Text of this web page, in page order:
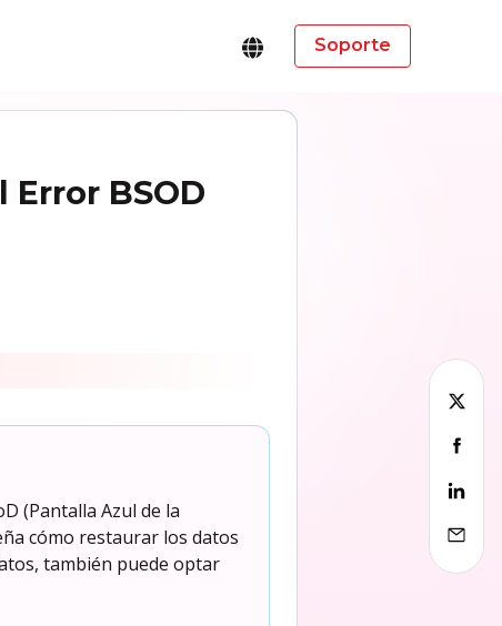
Soporte
BSOD
(Pantalla Azul de la
cómo restaurar los datos
también puede optar